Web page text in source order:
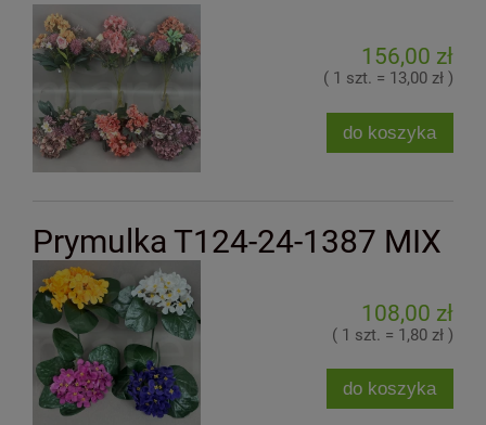
156,00 zł
( 1 szt. = 13,00 zł )
do koszyka
Prymulka T124-24-1387 MIX
108,00 zł
( 1 szt. = 1,80 zł )
do koszyka